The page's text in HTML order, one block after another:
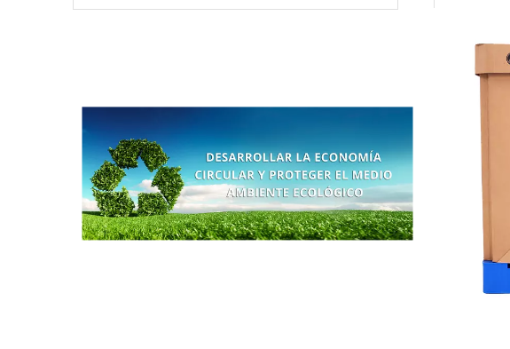
contenedores tradicionales a